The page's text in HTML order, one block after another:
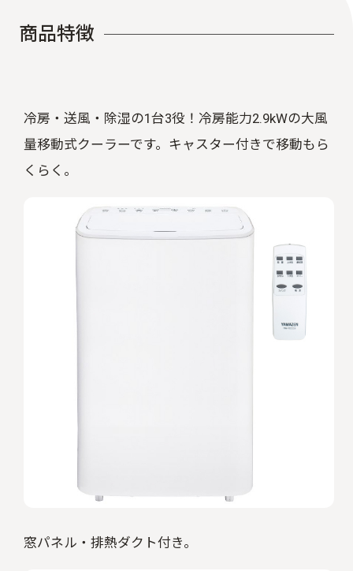
商品特徴
冷房・送風・除湿の1台3役！冷房能力2.9kWの大風
量移動式クーラーです。キャスター付きで移動もら
くらく。
窓パネル・排熱ダクト付き。